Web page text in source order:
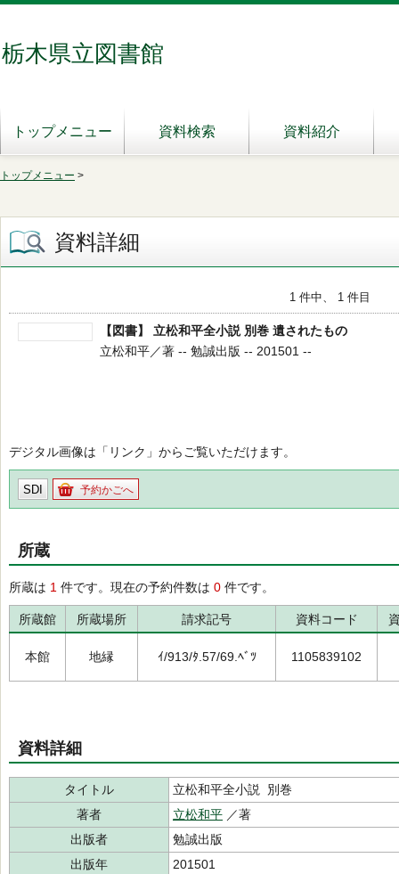
栃木県立図書館
トップメニュー 資料検索 資料紹介
トップメニュー >
資料詳細
1 件中、 1 件目
【図書】 立松和平全小説 別巻 遺されたもの
立松和平／著 -- 勉誠出版 -- 201501 --
デジタル画像は「リンク」からご覧いただけます。
SDI 予約かごへ
所蔵
所蔵は 1 件です。現在の予約件数は 0 件です。
所蔵館 所蔵場所 請求記号 資料コード
本館 地縁 ｲ/913/ﾀ.57/69.ﾍﾞﾂ 1105839102
資料詳細
タイトル
立松和平全小説 別巻
著者
立松和平 ／著
出版者
勉誠出版
出版年
201501